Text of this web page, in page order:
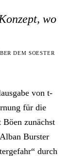
wo
DEM SOESTER
von t-
für die
zunächst
Burster
durch